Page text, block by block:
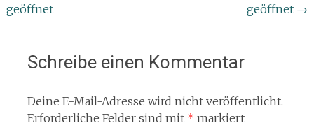
geöffnet
geöffnet →
Schreibe einen Kommentar
Deine E-Mail-Adresse wird nicht veröffentlicht.
Erforderliche Felder sind mit * markiert